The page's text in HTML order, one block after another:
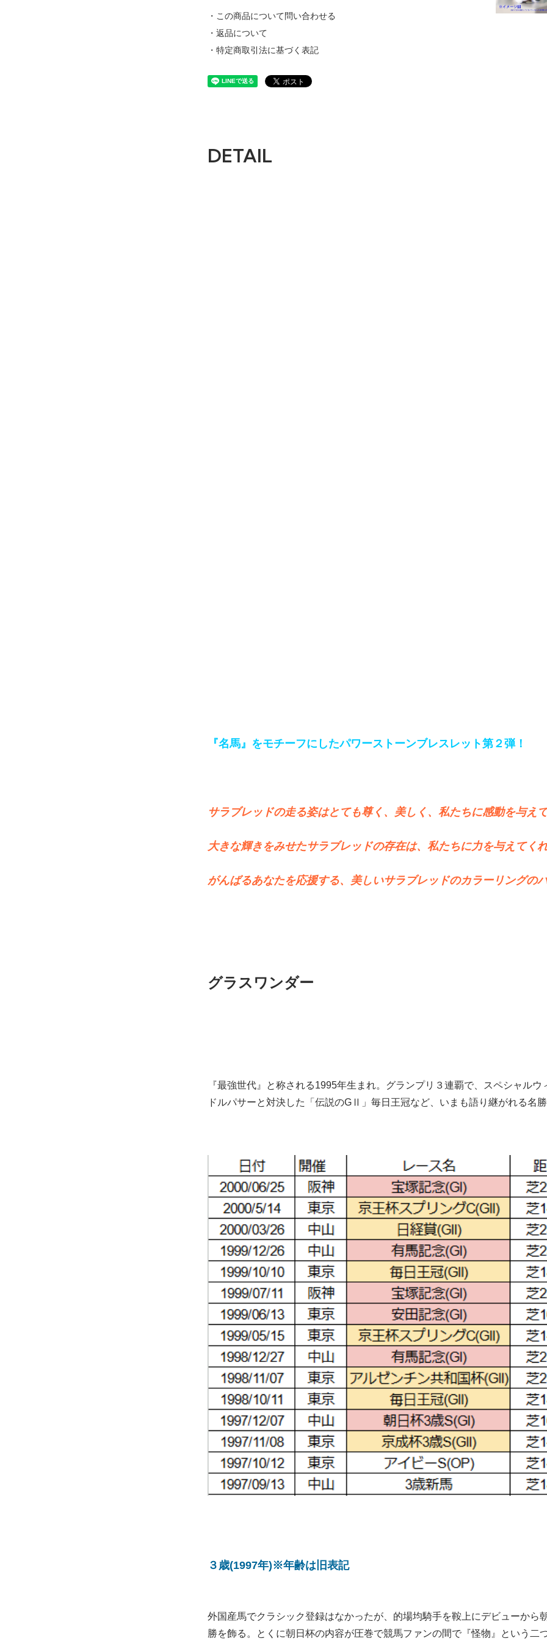
・この商品について問い合わせる
・返品について
・特定商取引法に基づく表記
DETAIL
『名馬』をモチーフにしたパワーストーンブレスレット第２弾！
サラブレッドの走る姿はとても尊く、美しく、私たちに感動を与えて
大きな輝きをみせたサラブレッドの存在は、私たちに力を与えてくれ
がんばるあなたを応援する、美しいサラブレッドのカラーリングの
グラスワンダー
『最強世代』と称される1995年生まれ。グランプリ３連覇で、スペシャル
ドルパサーと対決した「伝説のGⅡ」毎日王冠など、いまも語り継がれる名勝
３歳(1997年)※年齢は旧表記
外国産馬でクラシック登録はなかったが、的場均騎手を鞍上にデビューから
勝を飾る。とくに朝日杯の内容が圧巻で競馬ファンの間で『怪物』という二